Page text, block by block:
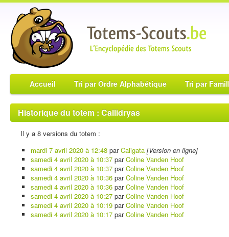
Accueil Tri par Ordre Alphabétique Tri par
Historique du totem : Callidryas
Il y a 8 versions du totem :
mardi 7 avril 2020 à 12:48 parCaligata [Version en ligne]
samedi 4 avril 2020 à 10:37 parColine Vanden Hoof
samedi 4 avril 2020 à 10:37 parColine Vanden Hoof
samedi 4 avril 2020 à 10:36 parColine Vanden Hoof
samedi 4 avril 2020 à 10:36 parColine Vanden Hoof
samedi 4 avril 2020 à 10:27 parColine Vanden Hoof
samedi 4 avril 2020 à 10:19 parColine Vanden Hoof
samedi 4 avril 2020 à 10:17 parColine Vanden Hoof